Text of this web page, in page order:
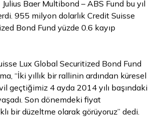
Baer Multibond – ABS Fund bu yıl
955 milyon dolarlık Credit Suisse
Bond Fund yüzde 0.6 kayıp
Lux Global Securitized Bond Fund
“İki yıllık bir rallinin ardından küresel
geçtiğimiz 4 ayda 2014 yılı başındaki
Son dönemdeki fiyat
bir düzeltme olarak görüyoruz” dedi.